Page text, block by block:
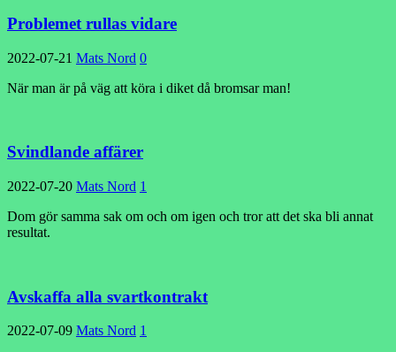
Problemet rullas vidare
2022-07-21 Mats Nord 0
När man är på väg att köra i diket då bromsar man!
Svindlande affärer
2022-07-20 Mats Nord 1
Dom gör samma sak om och om igen och tror att det ska bli annat
resultat.
Avskaffa alla svartkontrakt
2022-07-09 Mats Nord 1